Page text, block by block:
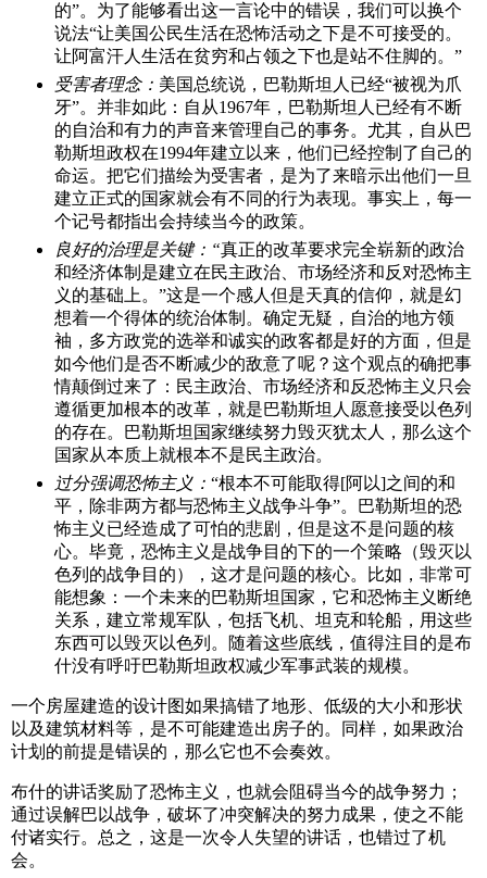
的”。为了能够看出这一言论中的错误，我们可以换个
说法“让美国公民生活在恐怖活动之下是不可接受的。
让阿富汗人生活在贫穷和占领之下也是站不住脚的。”
受害者理念： 美国总统说，巴勒斯坦人已经“被视为爪
牙”。并非如此：自从1967年，巴勒斯坦人已经有不断
的自治和有力的声音来管理自己的事务。尤其，自从巴
勒斯坦政权在1994年建立以来，他们已经控制了自己的
命运。把它们描绘为受害者，是为了来暗示出他们一旦
建立正式的国家就会有不同的行为表现。事实上，每一
个记号都指出会持续当今的政策。
良好的治理是关键：“真正的改革要求完全崭新的政治
和经济体制是建立在民主政治、市场经济和反对恐怖主
义的基础上。”这是一个感人但是天真的信仰，就是幻
想着一个得体的统治体制。确定无疑，自治的地方领
袖，多方政党的选举和诚实的政客都是好的方面，但是
如今他们是否不断减少的敌意了呢？这个观点的确把事
情颠倒过来了：民主政治、市场经济和反恐怖主义只会
遵循更加根本的改革，就是巴勒斯坦人愿意接受以色列
的存在。巴勒斯坦国家继续努力毁灭犹太人，那么这个
国家从本质上就根本不是民主政治。
过分强调恐怖主义： “根本不可能取得[阿以]之间的和
平，除非两方都与恐怖主义战争斗争”。巴勒斯坦的恐
怖主义已经造成了可怕的悲剧，但是这不是问题的核
心。毕竟，恐怖主义是战争目的下的一个策略（毁灭以
色列的战争目的），这才是问题的核心。比如，非常可
能想象：一个未来的巴勒斯坦国家，它和恐怖主义断绝
关系，建立常规军队，包括飞机、坦克和轮船，用这些
东西可以毁灭以色列。随着这些底线，值得注目的是布
什没有呼吁巴勒斯坦政权减少军事武装的规模。
一个房屋建造的设计图如果搞错了地形、低级的大小和形状
以及建筑材料等，是不可能建造出房子的。同样，如果政治
计划的前提是错误的，那么它也不会奏效。
布什的讲话奖励了恐怖主义，也就会阻碍当今的战争努力；
通过误解巴以战争，破坏了冲突解决的努力成果，使之不能
付诸实行。总之，这是一次令人失望的讲话，也错过了机
会。